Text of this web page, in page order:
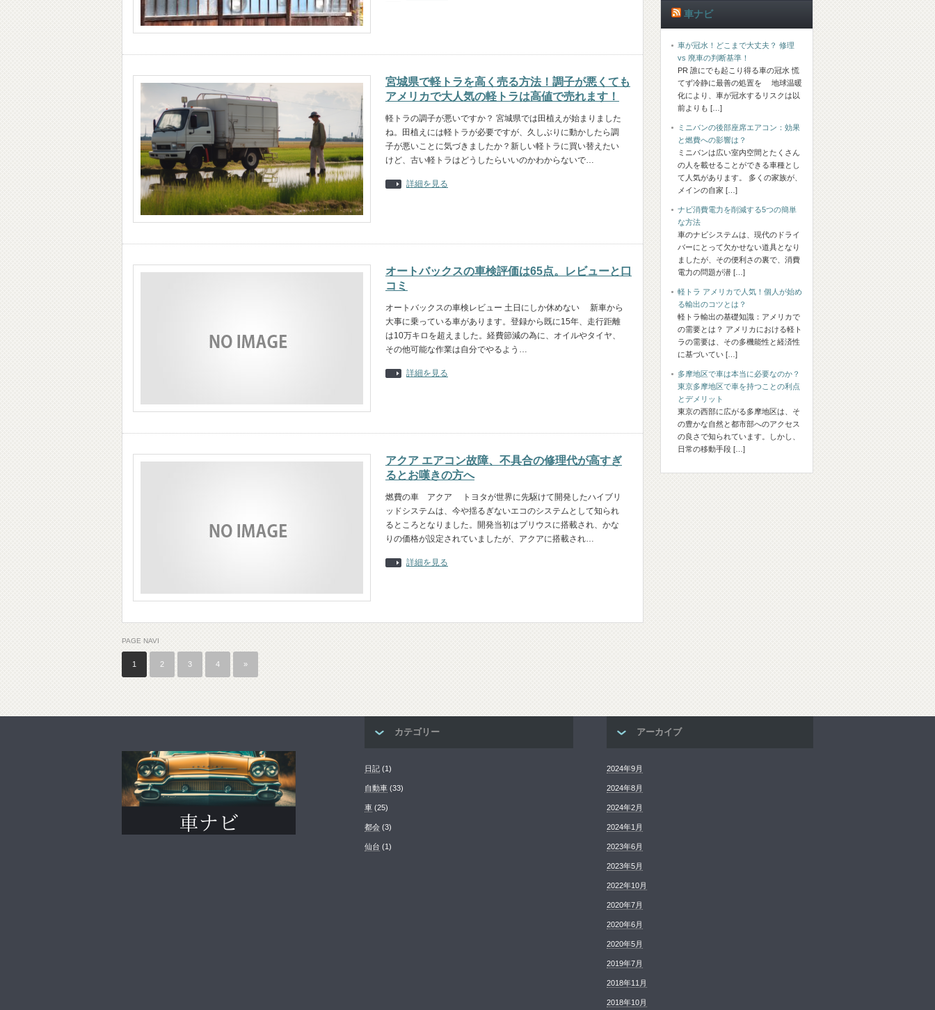
宮城県で軽トラを高く売る方法！調子が悪くても
アメリカで大人気の軽トラは高値で売れます！
軽トラの調子が悪いですか？ 宮城県では田植えが始まりました
ね。田植えには軽トラが必要ですが、久しぶりに動かしたら調
子が悪いことに気づきましたか？新しい軽トラに買い替えたい
けど、古い軽トラはどうしたらいいのかわからないで…
詳細を見る
オートバックスの車検評価は65点。レビューと口
コミ
オートバックスの車検レビュー 土日にしか休めない 新車から
大事に乗っている車があります。登録から既に15年、走行距離
は10万キロを超えました。経費節減の為に、オイルやタイヤ、
その他可能な作業は自分でやるよう…
詳細を見る
アクア エアコン故障、不具合の修理代が高すぎ
るとお嘆きの方へ
燃費の車 アクア トヨタが世界に先駆けて開発したハイブリ
ッドシステムは、今や揺るぎないエコのシステムとして知られ
るところとなりました。開発当初はプリウスに搭載され、かな
りの価格が設定されていましたが、アクアに搭載され…
詳細を見る
PAGE NAVI
1 2 3 4 »
車ナビ
車が冠水！どこまで大丈夫？ 修理
vs 廃車の判断基準！
PR 誰にでも起こり得る車の冠水 慌
てず冷静に最善の処置を 地球温暖
化により、車が冠水するリスクは以
前よりも […]
ミニバンの後部座席エアコン：効果
と燃費への影響は？
ミニバンは広い室内空間とたくさん
の人を載せることができる車種とし
て人気があります。 多くの家族が、
メインの自家 […]
ナビ消費電力を削減する5つの簡単
な方法
車のナビシステムは、現代のドライ
バーにとって欠かせない道具となり
ましたが、その便利さの裏で、消費
電力の問題が潜 […]
軽トラ アメリカで人気！個人が始め
る輸出のコツとは？
軽トラ輸出の基礎知識：アメリカで
の需要とは？ アメリカにおける軽ト
ラの需要は、その多機能性と経済性
に基づいてい […]
多摩地区で車は本当に必要なのか？
東京多摩地区で車を持つことの利点
とデメリット
東京の西部に広がる多摩地区は、そ
の豊かな自然と都市部へのアクセス
の良さで知られています。しかし、
日常の移動手段 […]
カテゴリー
日記 (1)
自動車 (33)
車 (25)
都会 (3)
仙台 (1)
アーカイブ
2024年9月
2024年8月
2024年2月
2024年1月
2023年6月
2023年5月
2022年10月
2020年7月
2020年6月
2020年5月
2019年7月
2018年11月
2018年10月